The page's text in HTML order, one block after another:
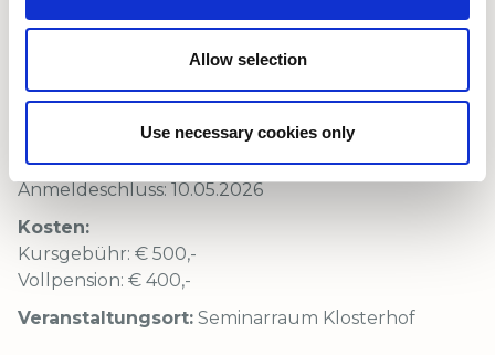
Allow selection
Use necessary cookies only
Uhr
Anmeldung direkt am Kloster:
Online Anmeldung:www.europakloster.com/gäste
Anmeldeschluss: 10.05.2026
Kosten:
Kursgebühr: € 500,-
Vollpension: € 400,-
Veranstaltungsort: Seminarraum Klosterhof